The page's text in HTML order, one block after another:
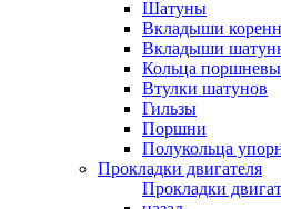
Шатуны
Вкладыши
Вкладыши
Кольца
Втулки шатунов
Гильзы
Поршни
Полукольца
Прокладки двигателя
Прокладки